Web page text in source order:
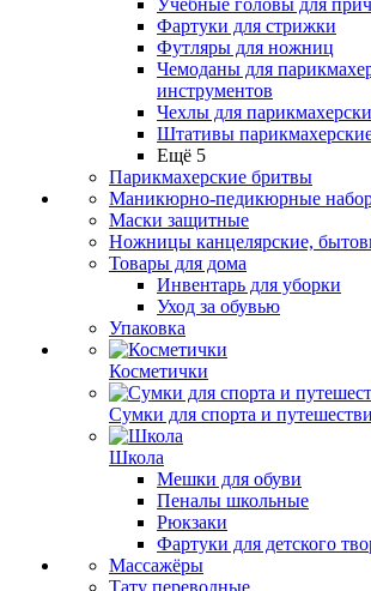
Учебные головы для
Фартуки для стрижки
Футляры для ножниц
Чемоданы для
инструментов
Чехлы для
Штативы
Ещё 5
Парикмахерские бритвы
Маникюрно-педикюрные
Маски защитные
Ножницы канцелярские,
Товары для дома
Инвентарь для уборки
Уход за обувью
Упаковка
Косметички
Сумки для спорта и
Школа
Мешки для обуви
Пеналы школьные
Рюкзаки
Фартуки для детского
Массажёры
Тату переводные